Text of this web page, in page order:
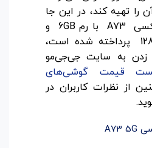
را تهیه کند، در این جا
به برسی مدل گلکسی A73 با رم 6GB و
حافظه داخلی 128GB پرداخته شده است،
زدن به سایت جی‌جی‌مو
قیمت گوشی‌های
از نظرات کاربران در